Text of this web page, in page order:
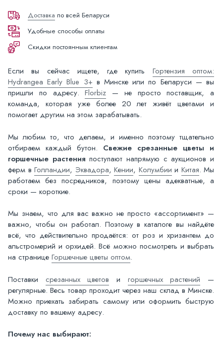
Доставка по всей Беларуси
Удобные способы оплаты
Скидки постоянным клиентам
Если вы сейчас ищете, где купить Гортензия оптом:
Hydrangea Early Blue 3+ в Минске или по Беларуси — вы
пришли по адресу.Florbiz — не просто поставщик, а
команда, которая уже более 20 лет живёт цветами и
помогает другим на этом зарабатывать.
Мы любим то, что делаем, и именно поэтому тщательно
отбираем каждый бутон. Свежие срезанные цветы и
горшечные растения поступают напрямую с аукционов и
ферм в Голландии, Эквадора, Кении, Колумбии и Китая. Мы
работаем без посредников, поэтому цены адекватные, а
сроки — короткие.
Мы знаем, что для вас важно не просто «ассортимент» —
важно, чтобы он работал. Поэтому в каталоге вы найдёте
всё, что действительно продаётся: от роз и хризантем до
альстромерий и орхидей. Всё можно посмотреть и выбрать
на странице Горшечные цветы оптом.
Поставки срезанных цветов и горшечных растений —
регулярные. Весь товар проходит через наш склад в Минске.
Можно приехать забирать самому или оформить быструю
доставку по вашему адресу.
Почему нас выбирают: